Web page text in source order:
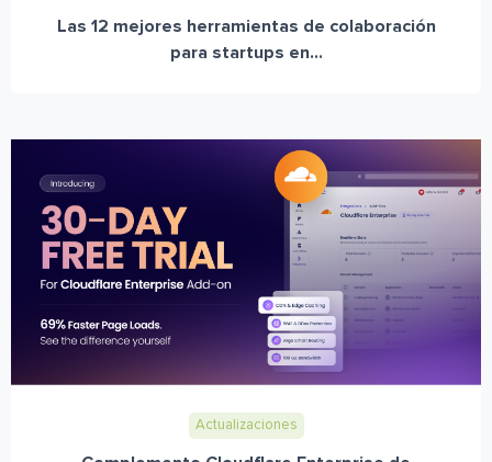
Las 12 mejores herramientas de colaboración
para startups en...
Actualizaciones